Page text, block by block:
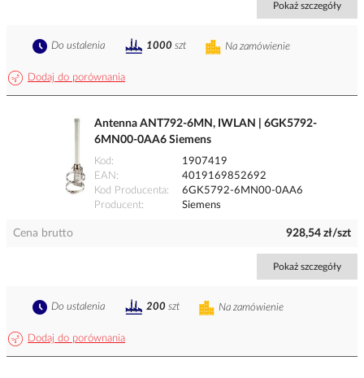
Pokaż szczegóły
Dodaj do porównania
Na zamówienie
Do ustalenia 1000 szt
Antenna ANT792-6MN, IWLAN | 6GK5792-
6MN00-0AA6 Siemens
Kod
1907419
EAN
4019169852692
Kod Producenta
6GK5792-6MN00-0AA6
Producent
Siemens
Cena brutto 928,54 zł/szt
Pokaż szczegóły
Dodaj do porównania
Na zamówienie
Do ustalenia 200 szt